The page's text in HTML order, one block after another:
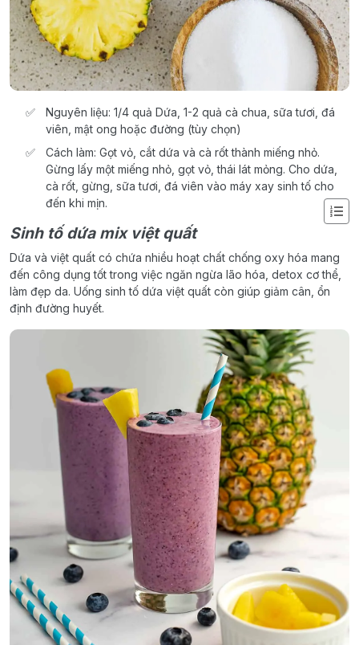
Nguyên liệu: 1/4 quả Dứa, 1-2 quả cà chua, sữa tươi, đá
viên, mật ong hoặc đường (tùy chọn)
Cách làm: Gọt vỏ, cắt dứa và cà rốt thành miếng nhỏ.
Gừng lấy một miếng nhỏ, gọt vỏ, thái lát mỏng. Cho dứa,
cà rốt, gừng, sữa tươi, đá viên vào máy xay sinh tố cho
đến khi mịn.
Sinh tố dứa mix việt quất
Dứa và việt quất có chứa nhiều hoạt chất chống oxy hóa mang
đến công dụng tốt trong việc ngăn ngừa lão hóa, detox cơ thể,
làm đẹp da. Uống sinh tố dứa việt quất còn giúp giảm cân, ổn
định đường huyết.